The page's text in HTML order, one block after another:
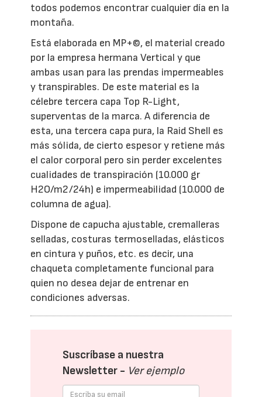
todos podemos encontrar cualquier día en la
montaña.
Está elaborada en MP+©, el material creado
por la empresa hermana Vertical y que
ambas usan para las prendas impermeables
y transpirables. De este material es la
célebre tercera capa Top R-Light,
superventas de la marca. A diferencia de
esta, una tercera capa pura, la Raid Shell es
más sólida, de cierto espesor y retiene más
el calor corporal pero sin perder excelentes
cualidades de transpiración (10.000 gr
H2O/m2/24h) e impermeabilidad (10.000 de
columna de agua).
Dispone de capucha ajustable, cremalleras
selladas, costuras termoselladas, elásticos
en cintura y puños, etc. es decir, una
chaqueta completamente funcional para
quien no desea dejar de entrenar en
condiciones adversas.
Suscríbase a nuestra
Newsletter - Ver ejemplo